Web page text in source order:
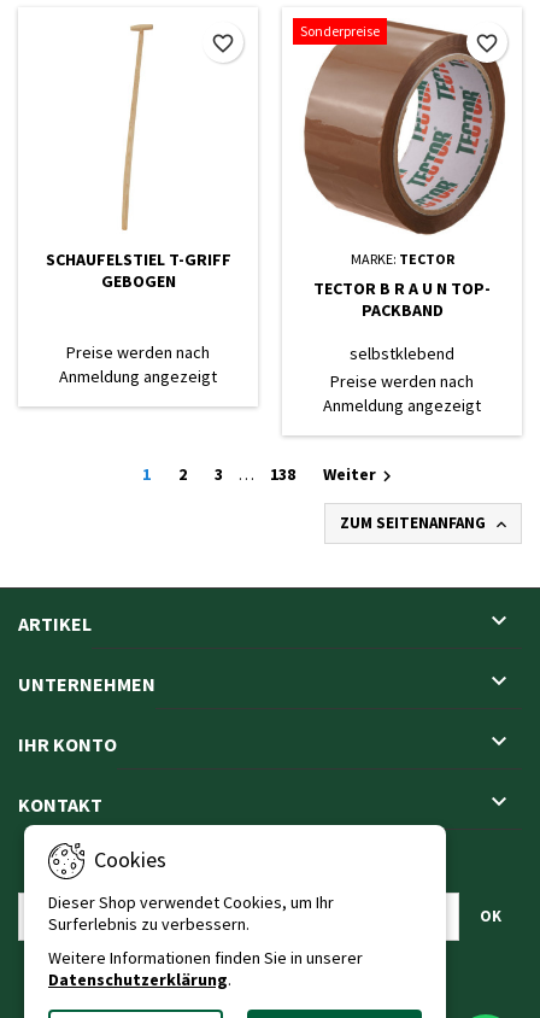
SCHAUFELSTIEL T-GRIFF
GEBOGEN
Preise werden nach
Anmeldung angezeigt
favorite_border
Sonderpreise
MARKE: TECTOR
TECTOR B R A U N TOP-
PACKBAND
selbstklebend
Preise werden nach
Anmeldung angezeigt
favorite_border
1 2 3 … 138 Weiter 
ZUM SEITENANFANG 
ARTIKEL 
UNTERNEHMEN 
IHR KONTO 
KONTAKT 
Cookies
Dieser Shop verwendet Cookies, um Ihr
Surferlebnis zu verbessern.
Weitere Informationen finden Sie in unserer
Datenschutzerklärung.